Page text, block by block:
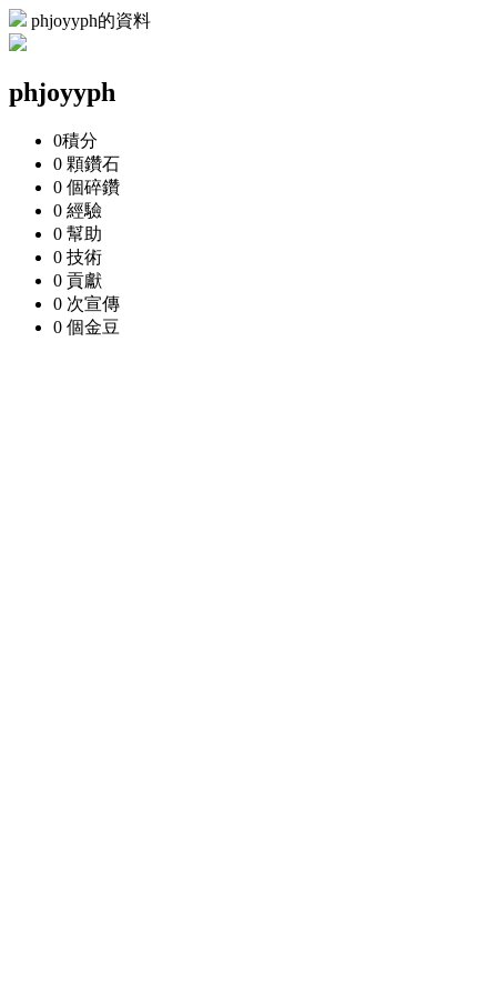
phjoyyph的資料
phjoyyph
0積分
0 顆鑽石
0 個碎鑽
0 經驗
0 幫助
0 技術
0 貢獻
0 次宣傳
0 個金豆